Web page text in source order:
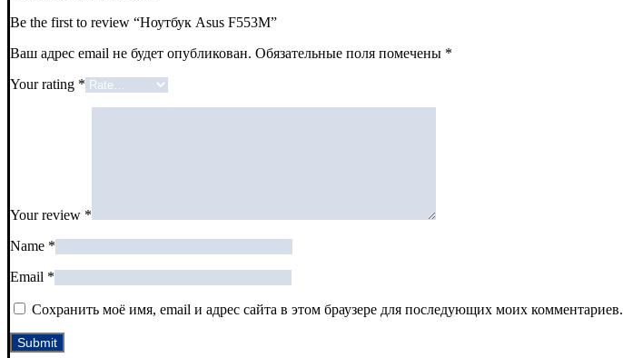
Be the first to review “Ноутбук Asus F553М”
Ваш адрес email не будет опубликован. Обязательные поля помечены *
Your rating *
Your review *
Name *
Email *
Сохранить моё имя, email и адрес сайта в этом браузере для последующих моих комментариев.